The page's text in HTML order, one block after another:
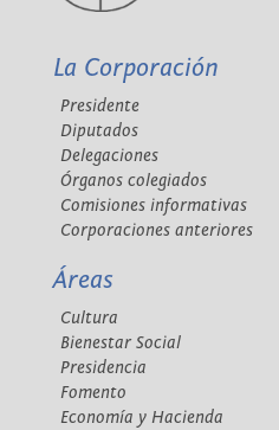
La Corporación
Presidente
Diputados
Delegaciones
Órganos colegiados
Comisiones informativas
Corporaciones anteriores
Áreas
Cultura
Bienestar Social
Presidencia
Fomento
Economía y Hacienda